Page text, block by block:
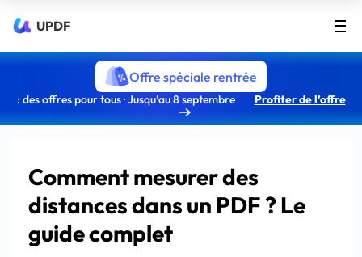
UPDF
Offre spéciale rentrée
: des offres pour tous · Jusqu’au 8 septembre Profiter de l’offre
Comment mesurer des
distances dans un PDF ? Le
guide complet